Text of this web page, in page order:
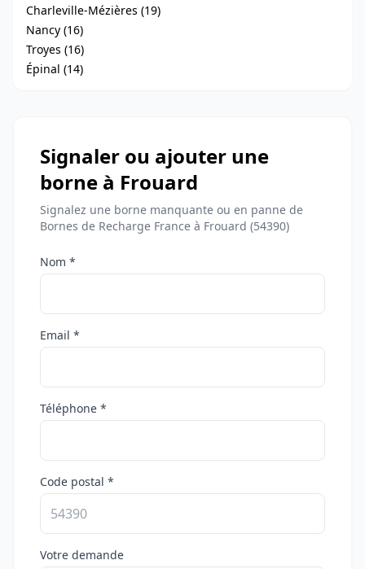
Charleville-Mézières (19)
Nancy (16)
Troyes (16)
Épinal (14)
Signaler ou ajouter une
borne à Frouard
Signalez une borne manquante ou en panne de
Bornes de Recharge France à Frouard (54390)
Nom *
Email *
Téléphone *
Code postal *
Votre demande